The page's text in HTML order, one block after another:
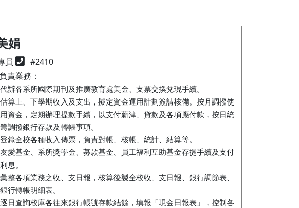
娟
員
#2410
負責業務：
代辦各系所國際期刊及推廣教育處美金、支票交換兌現手續。
估算上、下學期收入及支出，擬定資金運用計劃簽請核備。按月調撥使
用資金，定期辦理提款手續，以支付薪津、貨款及各項應付款，按日統
籌調撥銀行存款及轉帳事項。
登錄全校各種收入傳票，負責對帳、核帳、統計、結算等。
友愛基金、系所獎學金、募款基金、員工福利互助基金存提手續及支付
利息。
彙整各項業務之收、支日報，核算後製全校收、支日報、銀行調節表、
銀行轉帳明細表。
逐日查詢校庫各往來銀行帳號存款結餘，填報「現金日報表」，控制各